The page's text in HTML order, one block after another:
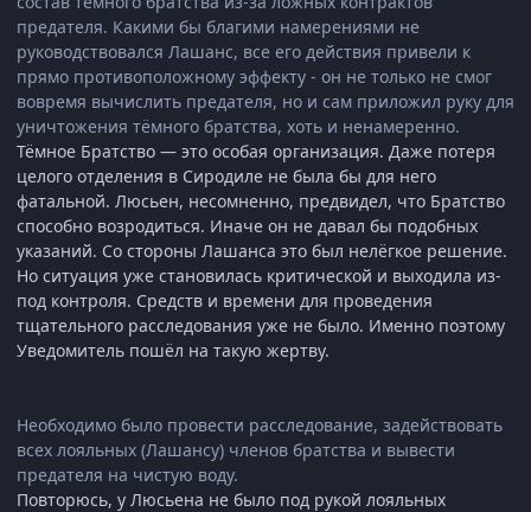
предателя. Какими бы благими намерениями не
руководствовался Лашанс, все его действия привели к
прямо противоположному эффекту - он не только не смог
вовремя вычислить предателя, но и сам приложил руку для
уничтожения тёмного братства, хоть и ненамеренно.
Тёмное Братство — это особая организация. Даже потеря
целого отделения в Сиродиле не была бы для него
фатальной. Люсьен, несомненно, предвидел, что Братство
способно возродиться. Иначе он не давал бы подобных
указаний. Со стороны Лашанса это был нелёгкое решение.
Но ситуация уже становилась критической и выходила из-
под контроля. Средств и времени для проведения
тщательного расследования уже не было. Именно поэтому
Уведомитель пошёл на такую жертву.
Необходимо было провести расследование, задействовать
всех лояльных (Лашансу) членов братства и вывести
предателя на чистую воду.
Повторюсь, у Люсьена не было под рукой лояльных